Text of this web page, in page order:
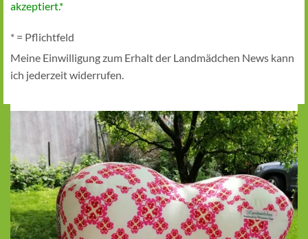
akzeptiert.*
* = Pflichtfeld
Meine Einwilligung zum Erhalt der Landmädchen News kann
ich jederzeit widerrufen.